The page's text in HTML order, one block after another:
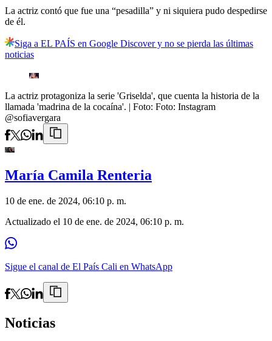
La actriz contó que fue una “pesadilla” y ni siquiera pudo despedirse
de él.
Siga a EL PAÍS en Google Discover y no se pierda las últimas
noticias
La actriz protagoniza la serie 'Griselda', que cuenta la historia de la
llamada 'madrina de la cocaína'. | Foto: Foto: Instagram
@sofiavergara
María Camila Renteria
10 de ene. de 2024, 06:10 p. m.
Actualizado el 10 de ene. de 2024, 06:10 p. m.
Sigue el canal de El País Cali en WhatsApp
Noticias